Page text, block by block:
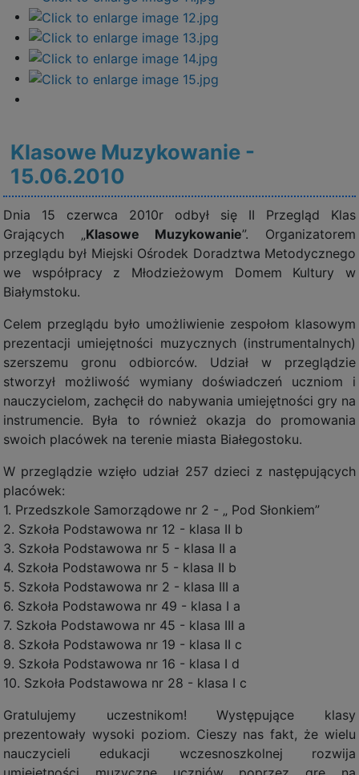
Klasowe Muzykowanie -
15.06.2010
Dnia 15 czerwca 2010r odbył się II Przegląd Klas
Grających „Klasowe Muzykowanie”. Organizatorem
przeglądu był Miejski Ośrodek Doradztwa Metodycznego
we współpracy z Młodzieżowym Domem Kultury w
Białymstoku.
Celem przeglądu było umożliwienie zespołom klasowym
prezentacji umiejętności muzycznych (instrumentalnych)
szerszemu gronu odbiorców. Udział w przeglądzie
stworzył możliwość wymiany doświadczeń uczniom i
nauczycielom, zachęcił do nabywania umiejętności gry na
instrumencie. Była to również okazja do promowania
swoich placówek na terenie miasta Białegostoku.
W przeglądzie wzięło udział 257 dzieci z następujących
placówek:
1. Przedszkole Samorządowe nr 2 - „ Pod Słonkiem”
2. Szkoła Podstawowa nr 12 - klasa II b
3. Szkoła Podstawowa nr 5 - klasa II a
4. Szkoła Podstawowa nr 5 - klasa II b
5. Szkoła Podstawowa nr 2 - klasa III a
6. Szkoła Podstawowa nr 49 - klasa I a
7. Szkoła Podstawowa nr 45 - klasa III a
8. Szkoła Podstawowa nr 19 - klasa II c
9. Szkoła Podstawowa nr 16 - klasa I d
10. Szkoła Podstawowa nr 28 - klasa I c
Gratulujemy uczestnikom! Występujące klasy
prezentowały wysoki poziom. Cieszy nas fakt, że wielu
nauczycieli edukacji wczesnoszkolnej rozwija